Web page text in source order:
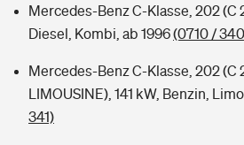
Mercedes-Benz C-Klasse, 202 (C
Diesel, Kombi, ab 1996(0710 /
Mercedes-Benz C-Klasse, 202 (C
LIMOUSINE), 141 kW, Benzin,
341)